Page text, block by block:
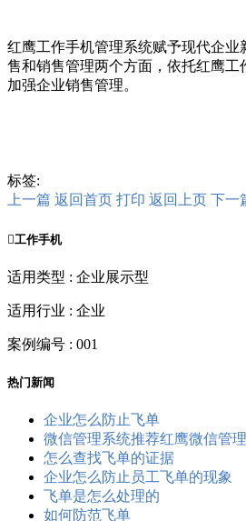
红鹰工作手机管理系统赋予现代企
售和销售管理两个方面，依托红鹰工
加强企业销售管理。
标签:
上一篇 返回首页 打印 返回上页 下一
工作手机
适用类型 : 企业展示型
适用行业 : 企业
案例编号 : 001
热门新闻
企业怎么防止飞单
微信管理系统推荐红鹰微信管
怎么查找飞单的证据
企业怎么防止员工飞单的现象
飞单是怎么处理的
如何防范飞单